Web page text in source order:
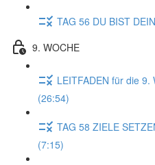
TAG 56 DU BIST
9. WOCHE
LEITFADEN für die 9.
(26:54)
TAG 58 ZIELE
(7:15)